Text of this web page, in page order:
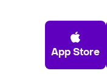
App Store